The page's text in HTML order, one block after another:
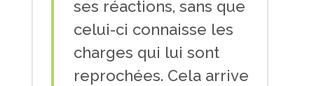
ses réactions, sans que
celui-ci connaisse les
charges qui lui sont
reprochées. Cela arrive